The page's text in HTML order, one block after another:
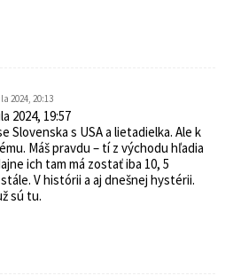
2024, 20:13
2024, 19:57
Slovenska s USA a lietadielka. Ale k
Máš pravdu – tí z východu hľadia
ich tam má zostať iba 10, 5
V histórii a aj dnešnej hystérii.
sú tu.